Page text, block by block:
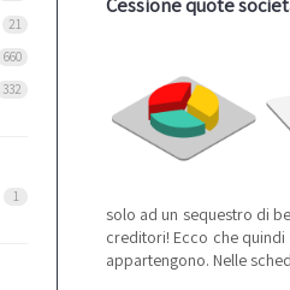
21
660
332
1
solo ad un sequestro di
creditori! Ecco che quindi
appartengono. Nelle